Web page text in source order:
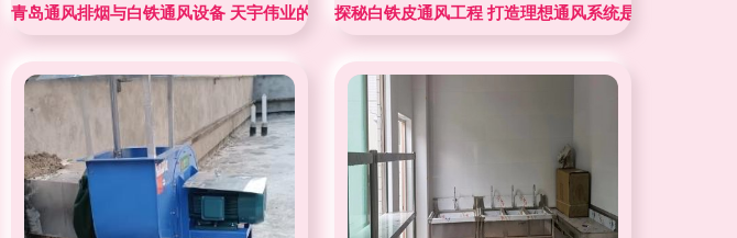
装服务的专业之选
青岛通风排烟与白铁通风设备 天宇伟业的专业之道探秘白铁皮通风工程 打造理想通风系统是您的最佳选择